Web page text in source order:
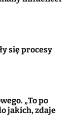
się procesy
„To po
jakich, zdaje